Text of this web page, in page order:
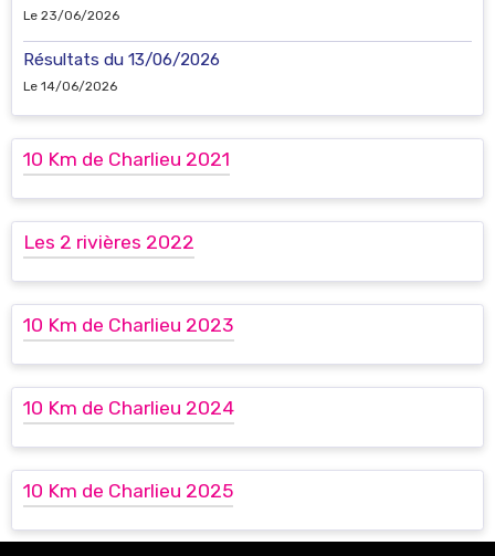
Le 23/06/2026
Résultats du 13/06/2026
Le 14/06/2026
10 Km de Charlieu 2021
Les 2 rivières 2022
10 Km de Charlieu 2023
10 Km de Charlieu 2024
10 Km de Charlieu 2025